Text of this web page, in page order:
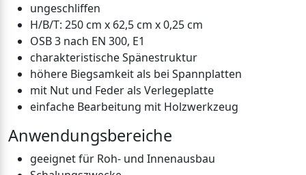
ungeschliffen
H/B/T: 250 cm x 62,5 cm x 0,25 cm
OSB 3 nach EN 300, E1
charakteristische Spänestruktur
höhere Biegsamkeit als bei Spannplatten
mit Nut und Feder als Verlegeplatte
einfache Bearbeitung mit Holzwerkzeug
Anwendungsbereiche
geeignet für Roh- und Innenausbau